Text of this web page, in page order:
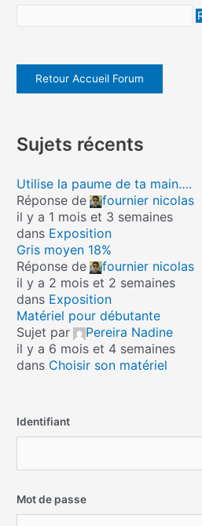
Retour Accueil Forum
Sujets récents
Utilise la paume de ta main….
Réponse de
fournier nicolas
il y a 1 mois et 3 semaines
dans Exposition
Gris moyen 18%
Réponse de
fournier nicolas
il y a 2 mois et 2 semaines
dans Exposition
Matériel pour débutante
Sujet par
Pereira Nadine
il y a 6 mois et 4 semaines
dans Choisir son matériel
Identifiant
Mot de passe